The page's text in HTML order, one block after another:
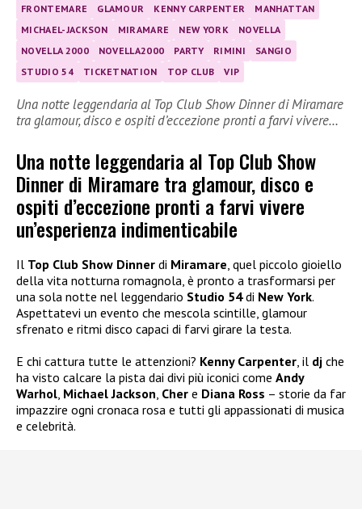
FRONTEMARE
GLAMOUR KENNY CARPENTER
MANHATTAN
MICHAEL-JACKSON
MIRAMARE NEW YORK
NOVELLA
NOVELLA 2000
NOVELLA2000 PARTY RIMINI
SANGIO
STUDIO 54
TICKETNATION TOP CLUB VIP
Una notte leggendaria al Top Club Show Dinner di Miramare
tra glamour, disco e ospiti d’eccezione pronti a farvi vivere…
Una notte leggendaria al Top Club Show
Dinner di Miramare tra glamour, disco e
ospiti d’eccezione pronti a farvi vivere
un’esperienza indimenticabile
Il Top Club Show Dinner di Miramare, quel piccolo gioiello
della vita notturna romagnola, è pronto a trasformarsi per
una sola notte nel leggendario Studio 54di New York.
Aspettatevi un evento che mescola scintille, glamour
sfrenato e ritmi disco capaci di farvi girare la testa.
E chi cattura tutte le attenzioni? Kenny Carpenter, il dj che
ha visto calcare la pista dai divi più iconici come Andy
Warhol, Michael Jackson, Cher e Diana Ross – storie da far
impazzire ogni cronaca rosa e tutti gli appassionati di musica
e celebrità.